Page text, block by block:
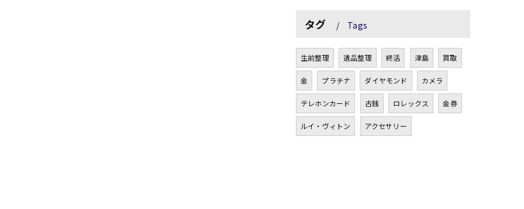
タグ Tags
生前整理 遺品整理 終活 津島 買取
金 プラチナ ダイヤモンド カメラ
テレホンカード 古銭 ロレックス 金券
ルイ・ヴィトン アクセサリー